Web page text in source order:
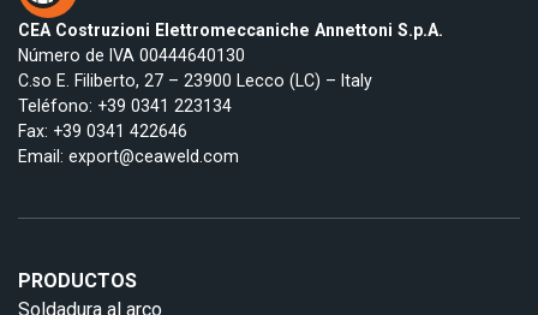
CEA Costruzioni Elettromeccaniche Annettoni S.p.A.
Número de IVA 00444640130
C.so E. Filiberto, 27 – 23900 Lecco (LC) – Italy
Teléfono: +39 0341 223134
Fax: +39 0341 422646
Email: export@ceaweld.com
PRODUCTOS
Soldadura al arco